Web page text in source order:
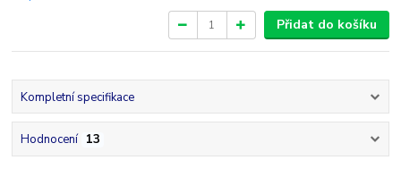
Přidat do košíku
Kompletní specifikace
Hodnocení 13